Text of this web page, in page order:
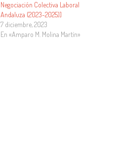
Negociación Colectiva Laboral
Andaluza (2023-2025)]
7 diciembre, 2023
En «Amparo M. Molina Martín»